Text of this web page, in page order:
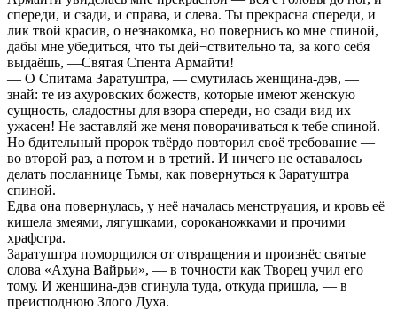
спереди, и сзади, и справа, и слева. Ты прекрасна спереди, и
лик твой красив, о незнакомка, но повернись ко мне спиной,
дабы мне убедиться, что ты дей¬ствительно та, за кого себя
выдаёшь, —Святая Спента Армайти!
— О Спитама Заратуштра, — смутилась женщина-дэв, —
знай: те из ахуровских божеств, которые имеют женскую
сущность, сладостны для взора спереди, но сзади вид их
ужасен! Не заставляй же меня поворачиваться к тебе спиной.
Но бдительный пророк твёрдо повторил своё требование —
во второй раз, а потом и в третий. И ничего не оставалось
делать посланнице Тьмы, как повернуться к Заратуштра
спиной.
Едва она повернулась, у неё началась менструация, и кровь её
кишела змеями, лягушками, сороканожками и прочими
храфстра.
Заратуштра поморщился от отвращения и произнёс святые
слова «Ахуна Вайрьи», — в точности как Творец учил его
тому. И женщина-дэв сгинула туда, откуда пришла, — в
преисподнюю Злого Духа.